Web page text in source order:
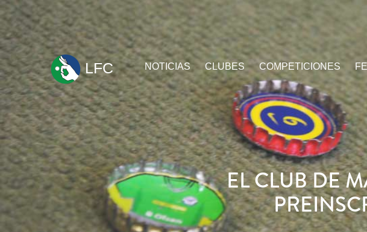
ir
al
contenido
LFC NOTICIAS CLUBES COMPETICIONES
EL CLUB DE